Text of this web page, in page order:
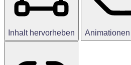
Inhalt hervorheben